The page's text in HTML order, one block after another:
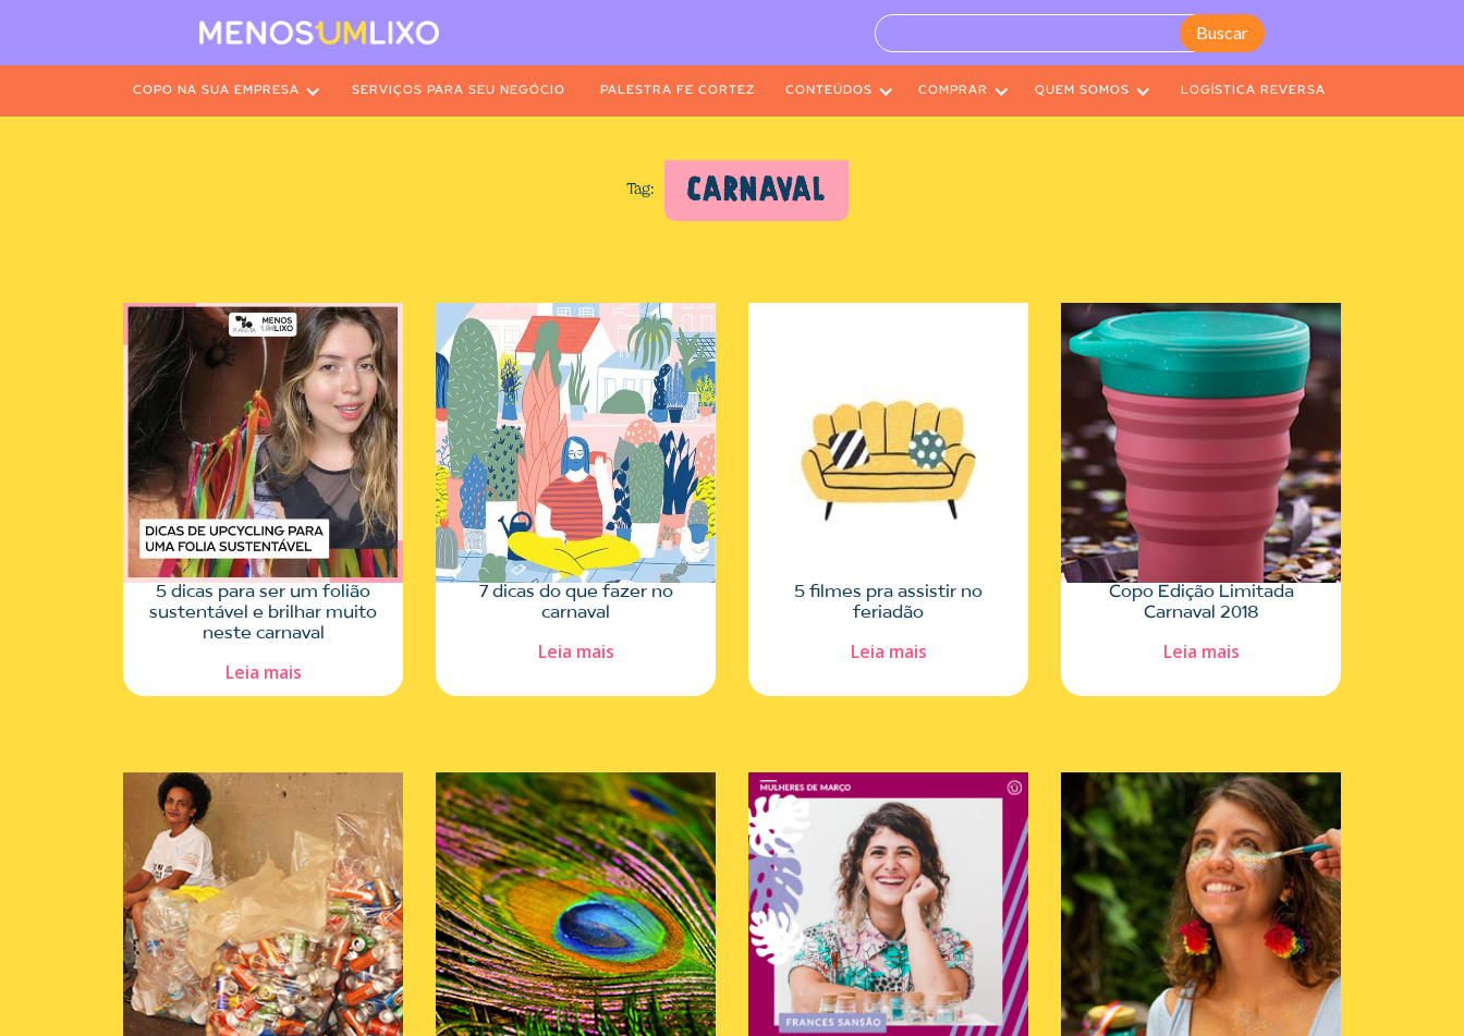
COPO NA SUA EMPRESA SERVIÇOS PARA SEU NEGÓCIO PALESTRA FE CORTEZ CONTEÚDOS COMPRAR QUEM SOMOS LOGÍSTICA REVERSA
Tag: CARNAVAL
5 dicas para ser um folião
sustentável e brilhar muito
neste carnaval
Leia mais
7 dicas do que fazer no
carnaval
Leia mais
5 filmes pra assistir no
feriadão
Leia mais
Copo Edição Limitada
Carnaval 2018
Leia mais